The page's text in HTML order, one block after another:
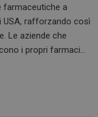
farmaceutiche a
USA, rafforzando così
Le aziende che
i propri farmaci…